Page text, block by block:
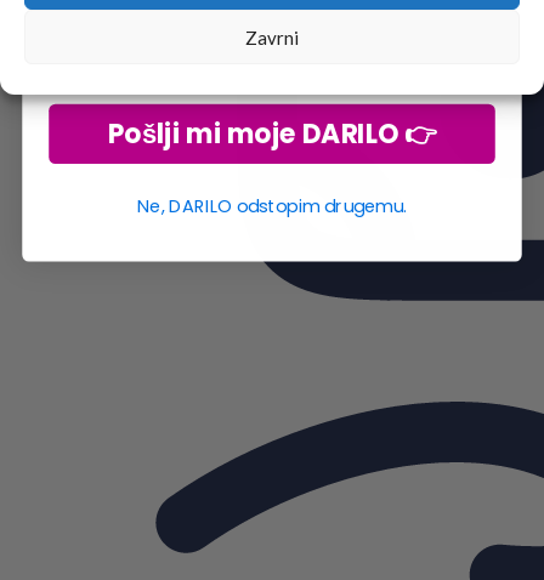
Zavrni
Pošlji mi moje DARILO 👉
Ne, DARILO odstopim drugemu.